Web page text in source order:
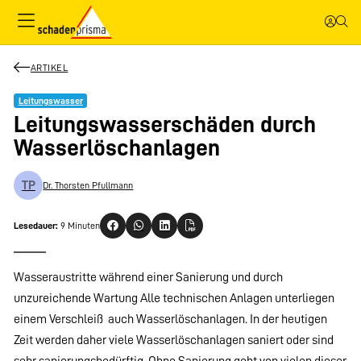
ARTIKEL
Leitungswasser
Leitungswasserschäden durch
Wasserlöschanlagen
TP Dr. Thorsten Pfullmann
Lesedauer: 9 Minuten
Wasseraustritte während einer Sanierung und durch
unzureichende Wartung Alle technischen Anlagen unterliegen
einem Verschleiß  auch Wasserlöschanlagen. In der heutigen
Zeit werden daher viele Wasserlöschanlagen saniert oder sind